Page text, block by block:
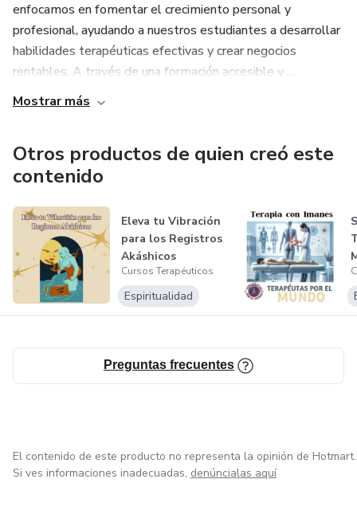
enfocamos en fomentar el crecimiento personal y
profesional, ayudando a nuestros estudiantes a desarrollar
habilidades terapéuticas efectivas y crear negocios
rentables. A través de una formación accesible y ...
Mostrar más
Otros productos de quien creó este
contenido
Eleva tu Vibración
para los Registros
Akáshicos
Cursos Terapéuticos
Espiritualidad
Preguntas frecuentes
El contenido de este producto no representa la opinión de Hotmart.
Si ves informaciones inadecuadas, denúncialas aquí